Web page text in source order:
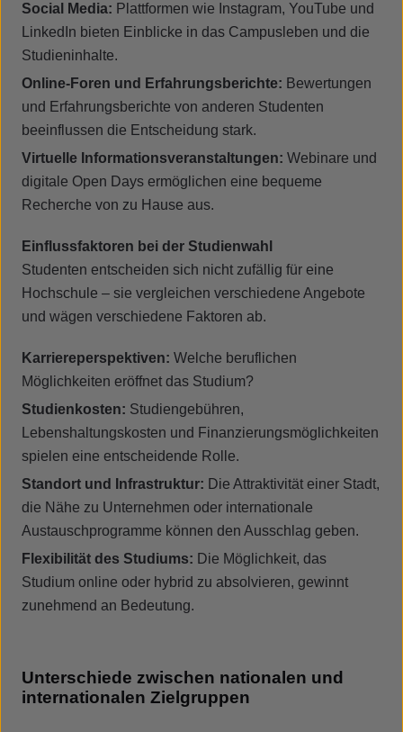
Social Media: Plattformen wie Instagram, YouTube und
LinkedIn bieten Einblicke in das Campusleben und die
Studieninhalte.
Online-Foren und Erfahrungsberichte: Bewertungen
und Erfahrungsberichte von anderen Studenten
beeinflussen die Entscheidung stark.
Virtuelle Informationsveranstaltungen: Webinare und
digitale Open Days ermöglichen eine bequeme
Recherche von zu Hause aus.
Einflussfaktoren bei der Studienwahl
Studenten entscheiden sich nicht zufällig für eine
Hochschule – sie vergleichen verschiedene Angebote
und wägen verschiedene Faktoren ab.
Karriereperspektiven: Welche beruflichen
Möglichkeiten eröffnet das Studium?
Studienkosten: Studiengebühren,
Lebenshaltungskosten und Finanzierungsmöglichkeiten
spielen eine entscheidende Rolle.
Standort und Infrastruktur: Die Attraktivität einer Stadt,
die Nähe zu Unternehmen oder internationale
Austauschprogramme können den Ausschlag geben.
Flexibilität des Studiums: Die Möglichkeit, das
Studium online oder hybrid zu absolvieren, gewinnt
zunehmend an Bedeutung.
Unterschiede zwischen nationalen und
internationalen Zielgruppen